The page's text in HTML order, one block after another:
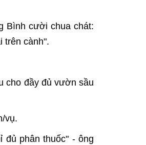
Bình cười chua chát:
trên cành".
cho đầy đủ vườn sầu
vụ.
đủ phân thuốc" - ông